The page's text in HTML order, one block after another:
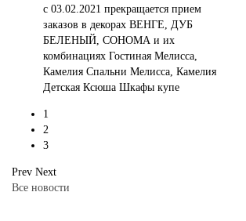
c 03.02.2021 прекращается прием
заказов в декорах ВЕНГЕ, ДУБ
БЕЛЕНЫЙ, СОНОМА и их
комбинациях Гостиная Мелисса,
Камелия Спальни Мелисса, Камелия
Детская Ксюша Шкафы купе
1
2
3
Prev Next
Все новости